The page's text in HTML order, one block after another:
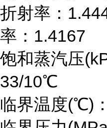
折射率：
率：
饱和蒸汽压
33/10℃
临界温度